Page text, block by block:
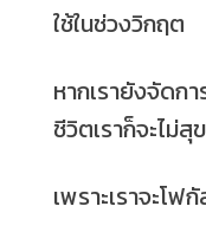
ใช้ในช่วงวิกฤต
หากเรายังจัดก
ชีวิตเราก็จะไม่สุข
เพราะเราจะโฟ